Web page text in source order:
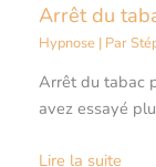
Arrêt du
Hypnose | Par
Arrêt du tabac
avez essayé
Lire la suite